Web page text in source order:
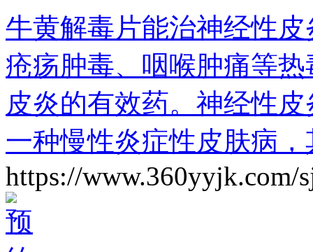
牛黄解毒片能治神经性
疮疡肿毒、咽喉肿痛等
皮炎的有效药。神经性
一种慢性炎症性皮肤病
https://www.360yyjk.com/